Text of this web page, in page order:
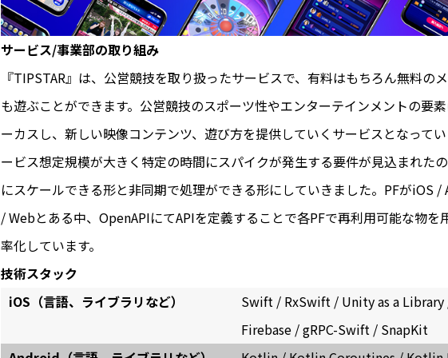
サービス/事業部の取り組み
『TIPSTAR』は、公営競技を取り扱ったサービスで、有料はもちろん無料の
も遊ぶことができます。公営競技のスポーツ性やエンターテインメントの要
ーカスし、新しい映像コンテンツ、遊び方を提供していくサービスとなって
ービス想定規模が大きく特定の時間にスパイクが発生する要件が見込まれた
にスケールできる形と非同期で処理ができる形にしていきました。PFがiOS /
/ Webとある中、OpenAPIにてAPIを定義することで各PFで再利用可能な物を
率化しています。
技術スタック
iOS（言語、ライブラリなど）
Swift / RxSwift / Unity as a Library
Firebase / gRPC-Swift / SnapKit